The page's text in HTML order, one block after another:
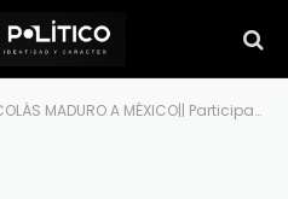
A MÉXICO|| Participará en la Cumbre de Estados Latinoamericanos y Caribeños